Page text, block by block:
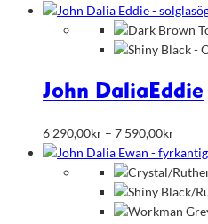
8
till
John Dalia Eddie
6 290,00kr – 7 590,00kr
6
till
7